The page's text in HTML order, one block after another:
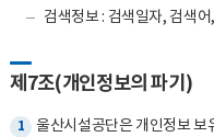
정정·삭제,
개인정
정
검색정보 : 검색일자, 검색
제7조(개인정보의 파기)
1
울산시설공단은 개인정보 보